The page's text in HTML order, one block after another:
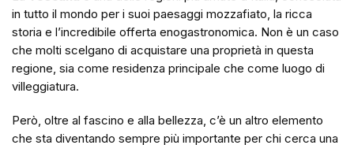
in tutto il mondo per i suoi paesaggi mozzafiato, la ricca
storia e l’incredibile offerta enogastronomica. Non è un caso
che molti scelgano di acquistare una proprietà in questa
regione, sia come residenza principale che come luogo di
villeggiatura.
Però, oltre al fascino e alla bellezza, c’è un altro elemento
che sta diventando sempre più importante per chi cerca una